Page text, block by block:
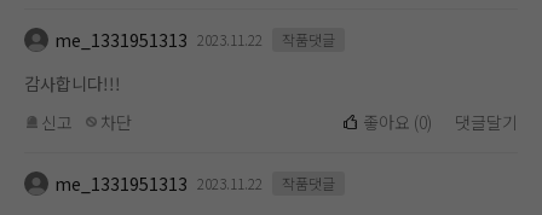
me_1331951313 2023.11.22 작품댓글
감사합니다!!!
신고
차단 좋아요 (0) 댓글달기
me_1331951313 2023.11.22 작품댓글